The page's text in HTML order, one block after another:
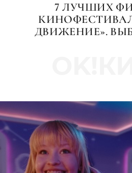
7 ЛУЧШИХ
ДВИЖЕНИЕ».